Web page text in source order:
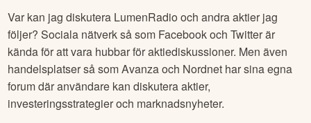
Var kan jag diskutera LumenRadio och andra aktier jag
följer? Sociala nätverk så som Facebook och Twitter är
kända för att vara hubbar för aktiediskussioner. Men även
handelsplatser så som Avanza och Nordnet har sina egna
forum där användare kan diskutera aktier,
investeringsstrategier och marknadsnyheter.